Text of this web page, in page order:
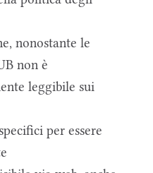
nonostante le
non è
leggibile sui
per essere